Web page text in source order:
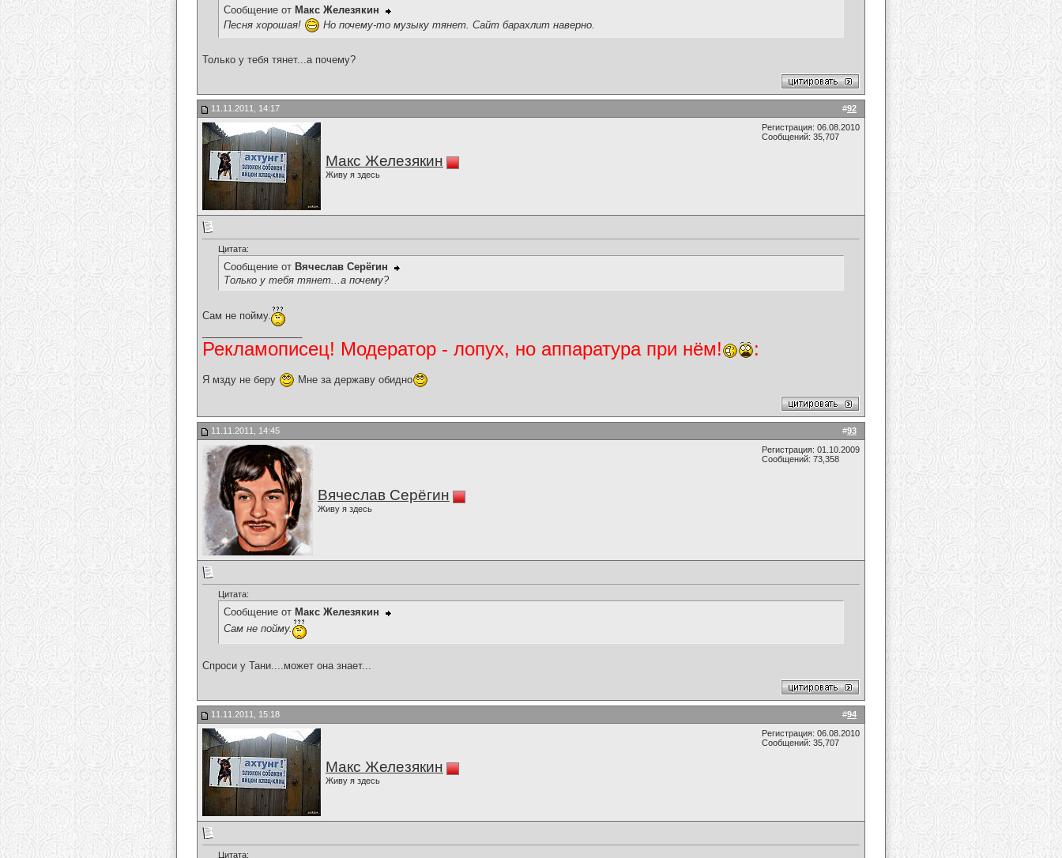
Сообщение от Макс Железякин
Песня хорошая!
Но почему-то музыку тянет. Сайт барахлит наверно.
Только у тебя тянет...а почему?
#92
11.11.2011, 14:17
Макс Железякин
Живу я здесь
Регистрация: 06.08.2010
Сообщений: 35,707
Цитата:
Сообщение от Вячеслав Серёгин
Только у тебя тянет...а почему?
Сам не пойму.
Рекламописец! Модератор - лопух, но аппаратура при нём! :
Я мзду не беру Мне за державу обидно
#93
11.11.2011, 14:45
Вячеслав Серёгин
Живу я здесь
Регистрация: 01.10.2009
Сообщений: 73,358
Цитата:
Сообщение от Макс Железякин
Сам не пойму.
Спроси у Тани....может она знает...
#94
11.11.2011, 15:18
Макс Железякин
Живу я здесь
Регистрация: 06.08.2010
Сообщений: 35,707
Цитата: